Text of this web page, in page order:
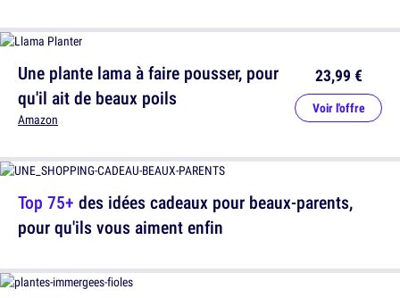
Top 75+ des idées cadeaux pour beaux-parents,
pour qu'ils vous aiment enfin
Une plante lama à faire pousser, pour
qu'il ait de beaux poils
Amazon
23,99 €
Voir l'offre